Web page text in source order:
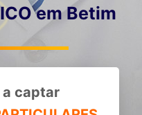
em Betim
a captar